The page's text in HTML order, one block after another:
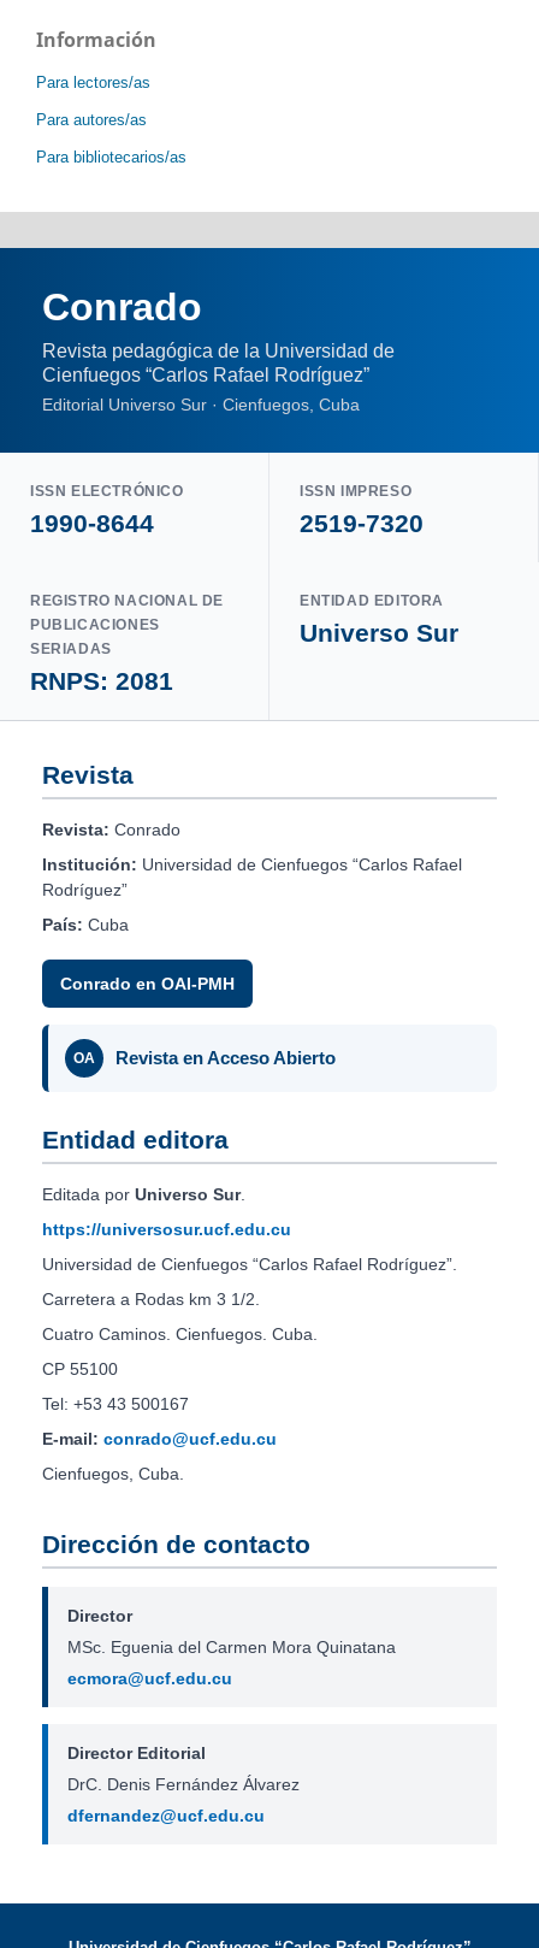
Información
Para lectores/as
Para autores/as
Para bibliotecarios/as
Conrado
Revista pedagógica de la Universidad de
Cienfuegos “Carlos Rafael Rodríguez”
Editorial Universo Sur · Cienfuegos, Cuba
ISSN ELECTRÓNICO
1990-8644
ISSN IMPRESO
2519-7320
REGISTRO NACIONAL DE
PUBLICACIONES
SERIADAS
RNPS: 2081
ENTIDAD EDITORA
Universo Sur
Revista
Revista: Conrado
Institución: Universidad de Cienfuegos “Carlos Rafael
Rodríguez”
País: Cuba
Conrado en OAI-PMH
OA Revista en Acceso Abierto
Entidad editora
Editada por Universo Sur.
https://universosur.ucf.edu.cu
Universidad de Cienfuegos “Carlos Rafael Rodríguez”.
Carretera a Rodas km 3 1/2.
Cuatro Caminos. Cienfuegos. Cuba.
CP 55100
Tel: +53 43 500167
E-mail: conrado@ucf.edu.cu
Cienfuegos, Cuba.
Dirección de contacto
Director
MSc. Eguenia del Carmen Mora Quinatana
ecmora@ucf.edu.cu
Director Editorial
DrC. Denis Fernández Álvarez
dfernandez@ucf.edu.cu